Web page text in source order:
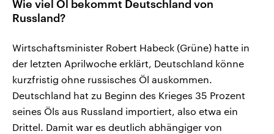
Wie viel Öl bekommt Deutschland von
Russland?
Wirtschaftsminister Robert Habeck (Grüne) hatte in
der letzten Aprilwoche erklärt, Deutschland könne
kurzfristig ohne russisches Öl auskommen.
Deutschland hat zu Beginn des Krieges 35 Prozent
seines Öls aus Russland importiert, also etwa ein
Drittel. Damit war es deutlich abhängiger von